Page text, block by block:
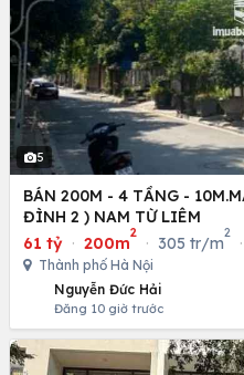
5
BÁN 200M - 4 TẦNG -
ĐÌNH 2 ) NAM TỪ LIÊM
61 tỷ · 200m
2
· 305 tr/m
2
·
Thành phố Hà Nội
Nguyễn Đức Hải
Đăng 10 giờ trước